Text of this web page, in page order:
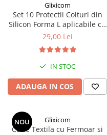
Glixicom
Set 10 Protectii Colturi din
Silicon Forma L aplicabile cu
Banda Dublu Adeziva 4 x 2 x 4
29,00 Lei
IN STOC
ADAUGA IN COS
NOU Glixicom
Cutie Textila cu Fermoar si